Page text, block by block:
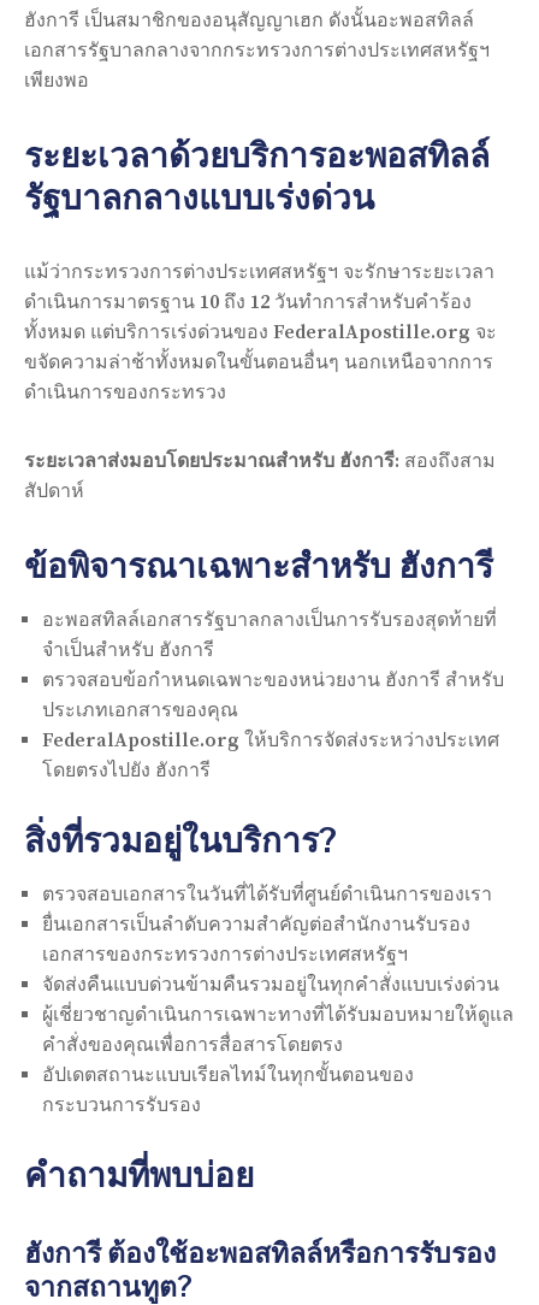
ฮังการี เป็นสมาชิกของอนุสัญญาเฮก ดังนั้นอะพอสทิลล์
เอกสารรัฐบาลกลางจากกระทรวงการต่างประเทศสหรัฐฯ
เพียงพอ
ระยะเวลาด้วยบริการอะพอสทิลล์
รัฐบาลกลางแบบเร่งด่วน
แม้ว่ากระทรวงการต่างประเทศสหรัฐฯ จะรักษาระยะเวลา
ดำเนินการมาตรฐาน 10 ถึง 12 วันทำการสำหรับคำร้อง
ทั้งหมด แต่บริการเร่งด่วนของ FederalApostille.org จะ
ขจัดความล่าช้าทั้งหมดในขั้นตอนอื่นๆ นอกเหนือจากการ
ดำเนินการของกระทรวง
ระยะเวลาส่งมอบโดยประมาณสำหรับ ฮังการี: สองถึงสาม
สัปดาห์
ข้อพิจารณาเฉพาะสำหรับ ฮังการี
อะพอสทิลล์เอกสารรัฐบาลกลางเป็นการรับรองสุดท้ายที่
จำเป็นสำหรับ ฮังการี
ตรวจสอบข้อกำหนดเฉพาะของหน่วยงาน ฮังการี สำหรับ
ประเภทเอกสารของคุณ
FederalApostille.org ให้บริการจัดส่งระหว่างประเทศ
โดยตรงไปยัง ฮังการี
สิ่งที่รวมอยู่ในบริการ?
ตรวจสอบเอกสารในวันที่ได้รับที่ศูนย์ดำเนินการของเรา
ยื่นเอกสารเป็นลำดับความสำคัญต่อสำนักงานรับรอง
เอกสารของกระทรวงการต่างประเทศสหรัฐฯ
จัดส่งคืนแบบด่วนข้ามคืนรวมอยู่ในทุกคำสั่งแบบเร่งด่วน
ผู้เชี่ยวชาญดำเนินการเฉพาะทางที่ได้รับมอบหมายให้ดูแล
คำสั่งของคุณเพื่อการสื่อสารโดยตรง
อัปเดตสถานะแบบเรียลไทม์ในทุกขั้นตอนของ
กระบวนการรับรอง
คำถามที่พบบ่อย
ฮังการี ต้องใช้อะพอสทิลล์หรือการรับรอง
จากสถานทูต?